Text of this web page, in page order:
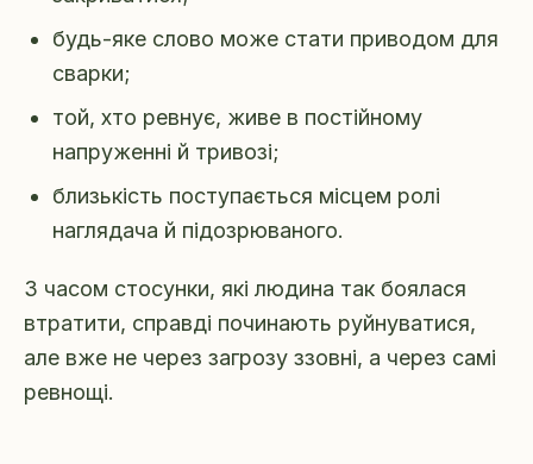
будь-яке слово може стати приводом для
сварки;
той, хто ревнує, живе в постійному
напруженні й тривозі;
близькість поступається місцем ролі
наглядача й підозрюваного.
З часом стосунки, які людина так боялася
втратити, справді починають руйнуватися,
але вже не через загрозу ззовні, а через самі
ревнощі.